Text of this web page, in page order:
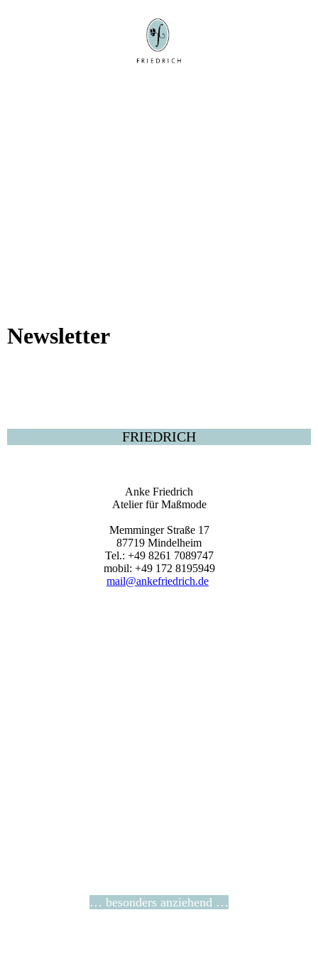
Newsletter
FRIEDRICH
Anke Friedrich
Atelier für Maßmode
Memminger Straße 17
87719 Mindelheim
Tel.: +49 8261 7089747
mobil: +49 172 8195949
mail@ankefriedrich.de
… besonders anziehend …